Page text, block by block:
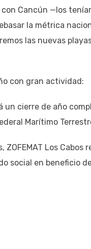
Cancún —los
la métrica
las nuevas
con gran actividad:
cierre de año
Marítimo
Los Cabos
social en beneficio